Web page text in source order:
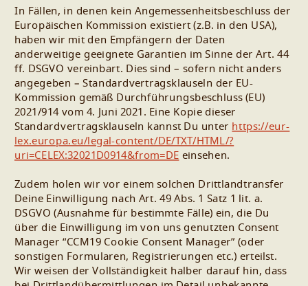
In Fällen, in denen kein Angemessenheitsbeschluss der
Europäischen Kommission existiert (z.B. in den USA),
haben wir mit den Empfängern der Daten
anderweitige geeignete Garantien im Sinne der Art. 44
ff. DSGVO vereinbart. Dies sind – sofern nicht anders
angegeben – Standardvertragsklauseln der EU-
Kommission gemäß Durchführungsbeschluss (EU)
2021/914 vom 4. Juni 2021. Eine Kopie dieser
Standardvertragsklauseln kannst Du unter https://eur-
lex.europa.eu/legal-content/DE/TXT/HTML/?
uri=CELEX:32021D0914&from=DE einsehen.
Zudem holen wir vor einem solchen Drittlandtransfer
Deine Einwilligung nach Art. 49 Abs. 1 Satz 1 lit. a.
DSGVO (Ausnahme für bestimmte Fälle) ein, die Du
über die Einwilligung im von uns genutzten Consent
Manager “CCM19 Cookie Consent Manager” (oder
sonstigen Formularen, Registrierungen etc.) erteilst.
Wir weisen der Vollständigkeit halber darauf hin, dass